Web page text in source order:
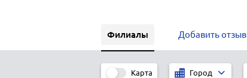
Филиалы Добавить отзыв
Карта Город